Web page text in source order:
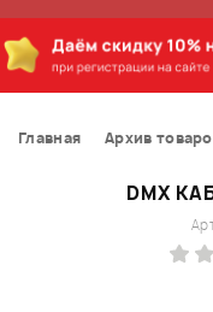
Главная Архив
DMX